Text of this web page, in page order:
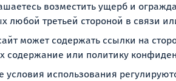
возместить ущерб и
любой третьей стороной в связи
может содержать ссылки на
содержание или политику
использования